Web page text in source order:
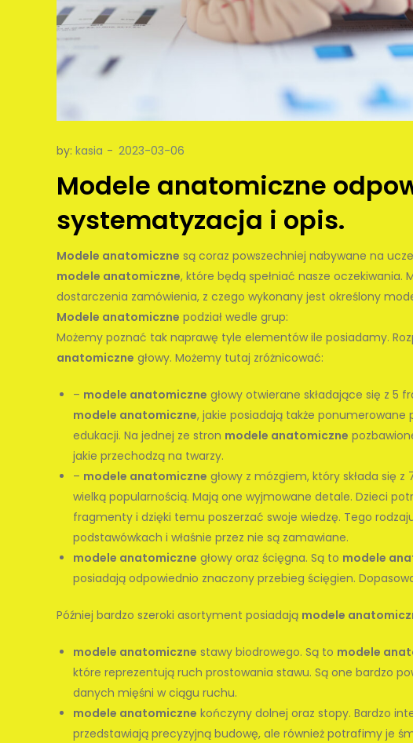
by: kasia
Modele anatomiczne
systematyzacja i opis.
Modele anatomiczne są coraz powszechniej nabywane na
modele anatomiczne, które będą spełniać nasze
dostarczenia zamówienia, z czego wykonany jest określony
Modele anatomiczne podział wedle grup:
Możemy poznać tak naprawę tyle elementów ile posiadamy.
anatomiczne głowy. Możemy tutaj zróżnicować:
– modele anatomiczne głowy otwierane składające się z 5
modele anatomiczne, jakie posiadają także ponumerowane
edukacji. Na jednej ze stron modele anatomiczne
jakie przechodzą na twarzy.
– modele anatomiczne głowy z mózgiem, który składa się z
wielką popularnością. Mają one wyjmowane detale. Dzieci
fragmenty i dzięki temu poszerzać swoje wiedzę. Tego
podstawówkach i właśnie przez nie są zamawiane.
modele anatomiczne głowy oraz ścięgna. Są to modele
posiadają odpowiednio znaczony przebieg ścięgien.
Później bardzo szeroki asortyment posiadają modele
modele anatomiczne stawy biodrowego. Są to modele
które reprezentują ruch prostowania stawu. Są one bardzo
danych mięśni w ciągu ruchu.
modele anatomiczne kończyny dolnej oraz stopy. Bardzo
przedstawiają precyzyjną budowę, ale również potrafimy je